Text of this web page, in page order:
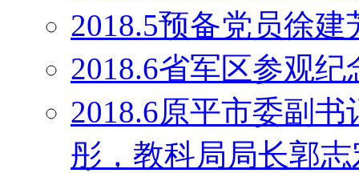
2018.5预备党员徐
2018.6省军区参观纪
2018.6原平市委副
彤，教科局局长郭